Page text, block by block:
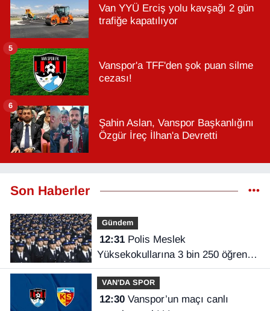
Van YYÜ Erciş yolu kavşağı 2 gün
trafiğe kapatılıyor
Vanspor'a TFF'den şok puan silme
cezası!
5
Şahin Aslan, Vanspor Başkanlığını
Özgür İreç İlhan'a Devretti
6
Son Haberler
Gündem
12:31Polis Meslek
Yüksekokullarına 3 bin 250 öğrenci
alınacak
VAN'DA SPOR
12:30Vanspor’un maçı canlı